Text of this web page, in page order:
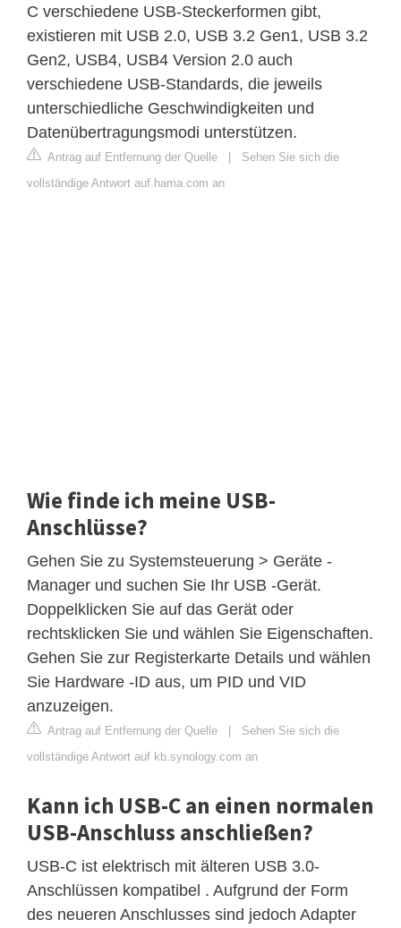
C verschiedene USB-Steckerformen gibt,
existieren mit USB 2.0, USB 3.2 Gen1, USB 3.2
Gen2, USB4, USB4 Version 2.0 auch
verschiedene USB-Standards, die jeweils
unterschiedliche Geschwindigkeiten und
Datenübertragungsmodi unterstützen.
Antrag auf Entfernung der Quelle | Sehen Sie sich die
vollständige Antwort auf hama.com an
Wie finde ich meine USB-
Anschlüsse?
Gehen Sie zu Systemsteuerung > Geräte -
Manager und suchen Sie Ihr USB -Gerät.
Doppelklicken Sie auf das Gerät oder
rechtsklicken Sie und wählen Sie Eigenschaften.
Gehen Sie zur Registerkarte Details und wählen
Sie Hardware -ID aus, um PID und VID
anzuzeigen.
Antrag auf Entfernung der Quelle | Sehen Sie sich die
vollständige Antwort auf kb.synology.com an
Kann ich USB-C an einen normalen
USB-Anschluss anschließen?
USB-C ist elektrisch mit älteren USB 3.0-
Anschlüssen kompatibel . Aufgrund der Form
des neueren Anschlusses sind jedoch Adapter